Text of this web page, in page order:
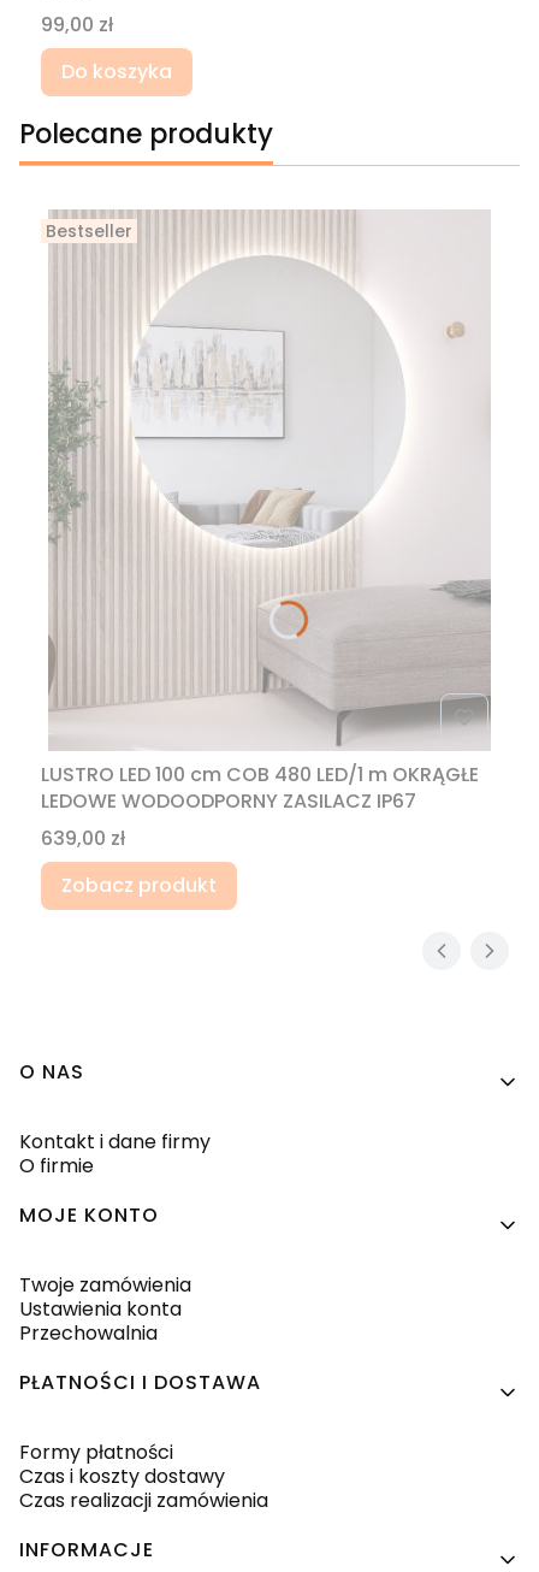
Cena
99,00 zł
Do koszyka
Polecane produkty
Bestseller
LUSTRO LED 100 cm COB 480 LED/1 m OKRĄGŁE
LEDOWE WODOODPORNY ZASILACZ IP67
Cena
639,00 zł
Zobacz produkt
Linki w stopce
O NAS
Kontakt i dane firmy
O firmie
MOJE KONTO
Twoje zamówienia
Ustawienia konta
Przechowalnia
PŁATNOŚCI I DOSTAWA
Formy płatności
Czas i koszty dostawy
Czas realizacji zamówienia
INFORMACJE